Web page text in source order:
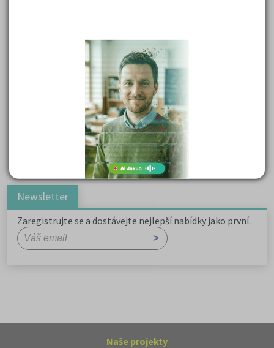
Důležité reakce organických sloučenin a jejich význam
Zákonitosti v elektronové struktuře
Základní charakteristiky obyvatelstva a geografie sídel
Karel Hynek Mácha: Máj
Karel Havlíček Borovský: Tyrolské elegie
Romain Rolland: Petr a Lucie
Newsletter
Zaregistrujte se a dostávejte nejlepší nabídky jako první.
Naše projekty